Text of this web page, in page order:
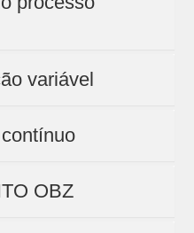
variável
OBZ